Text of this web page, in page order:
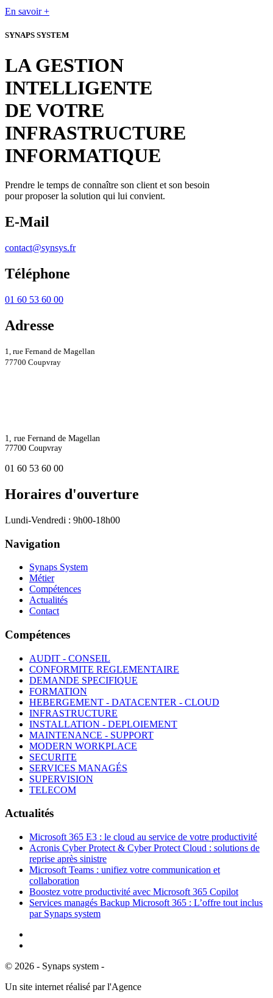
En savoir +
SYNAPS SYSTEM
LA GESTION
INTELLIGENTE
DE VOTRE
INFRASTRUCTURE
INFORMATIQUE
Prendre le temps de connaître son client et son besoin
pour proposer la solution qui lui convient.
E-Mail
contact@synsys.fr
Téléphone
01 60 53 60 00
Adresse
1, rue Fernand de Magellan
77700 Coupvray
1, rue Fernand de Magellan
77700 Coupvray
01 60 53 60 00
Horaires d'ouverture
Lundi-Vendredi : 9h00-18h00
Navigation
Synaps System
Métier
Compétences
Actualités
Contact
Compétences
AUDIT - CONSEIL
CONFORMITE REGLEMENTAIRE
DEMANDE SPECIFIQUE
FORMATION
HEBERGEMENT - DATACENTER - CLOUD
INFRASTRUCTURE
INSTALLATION - DEPLOIEMENT
MAINTENANCE - SUPPORT
MODERN WORKPLACE
SECURITE
SERVICES MANAGÉS
SUPERVISION
TELECOM
Actualités
Microsoft 365 E3 : le cloud au service de votre productivité
Acronis Cyber Protect & Cyber Protect Cloud : solutions de
reprise après sinistre
Microsoft Teams : unifiez votre communication et
collaboration
Boostez votre productivité avec Microsoft 365 Copilot
Services managés Backup Microsoft 365 : L’offre tout inclus
par Synaps system
© 2026 - Synaps system -
Un site internet réalisé par l'Agence